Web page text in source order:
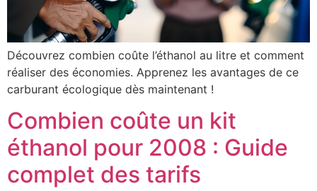
Découvrez combien coûte l’éthanol au litre et comment
réaliser des économies. Apprenez les avantages de ce
carburant écologique dès maintenant !
Combien coûte un kit
éthanol pour 2008 : Guide
complet des tarifs